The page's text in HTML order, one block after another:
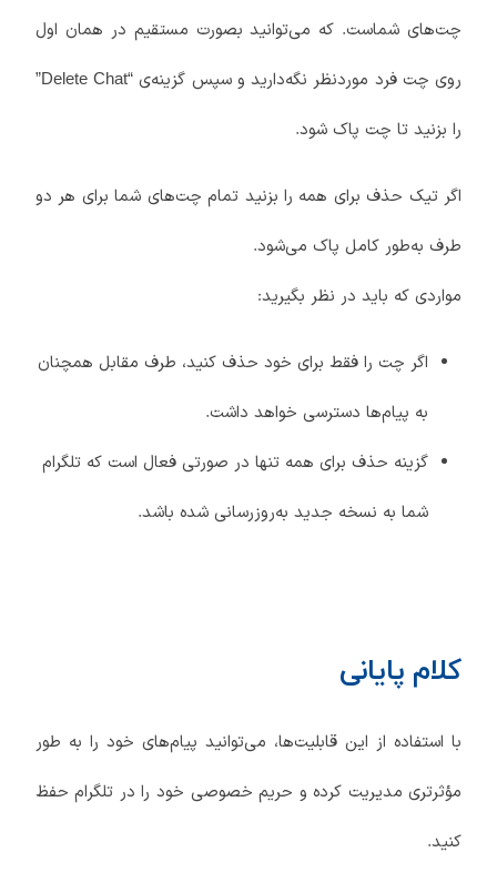
چت‌های شماست. که می‌توانید بصورت مستقیم در همان اول
روی چت فرد موردنظر نگه‌دارید و سپس گزینه‌ی “Delete Chat”
را بزنید تا چت پاک شود.
اگر تیک حذف برای همه را بزنید تمام چت‌های شما برای هر دو
طرف به‌طور کامل پاک می‌شود.
مواردی که باید در نظر بگیرید:
اگر چت را فقط برای خود حذف کنید، طرف مقابل همچنان
به پیام‌ها دسترسی خواهد داشت.
گزینه حذف برای همه تنها در صورتی فعال است که تلگرام
شما به نسخه جدید به‌روزرسانی شده باشد.
کلام پایانی
با استفاده از این قابلیت‌ها، می‌توانید پیام‌های خود را به طور
مؤثرتری مدیریت کرده و حریم خصوصی خود را در تلگرام حفظ
کنید.